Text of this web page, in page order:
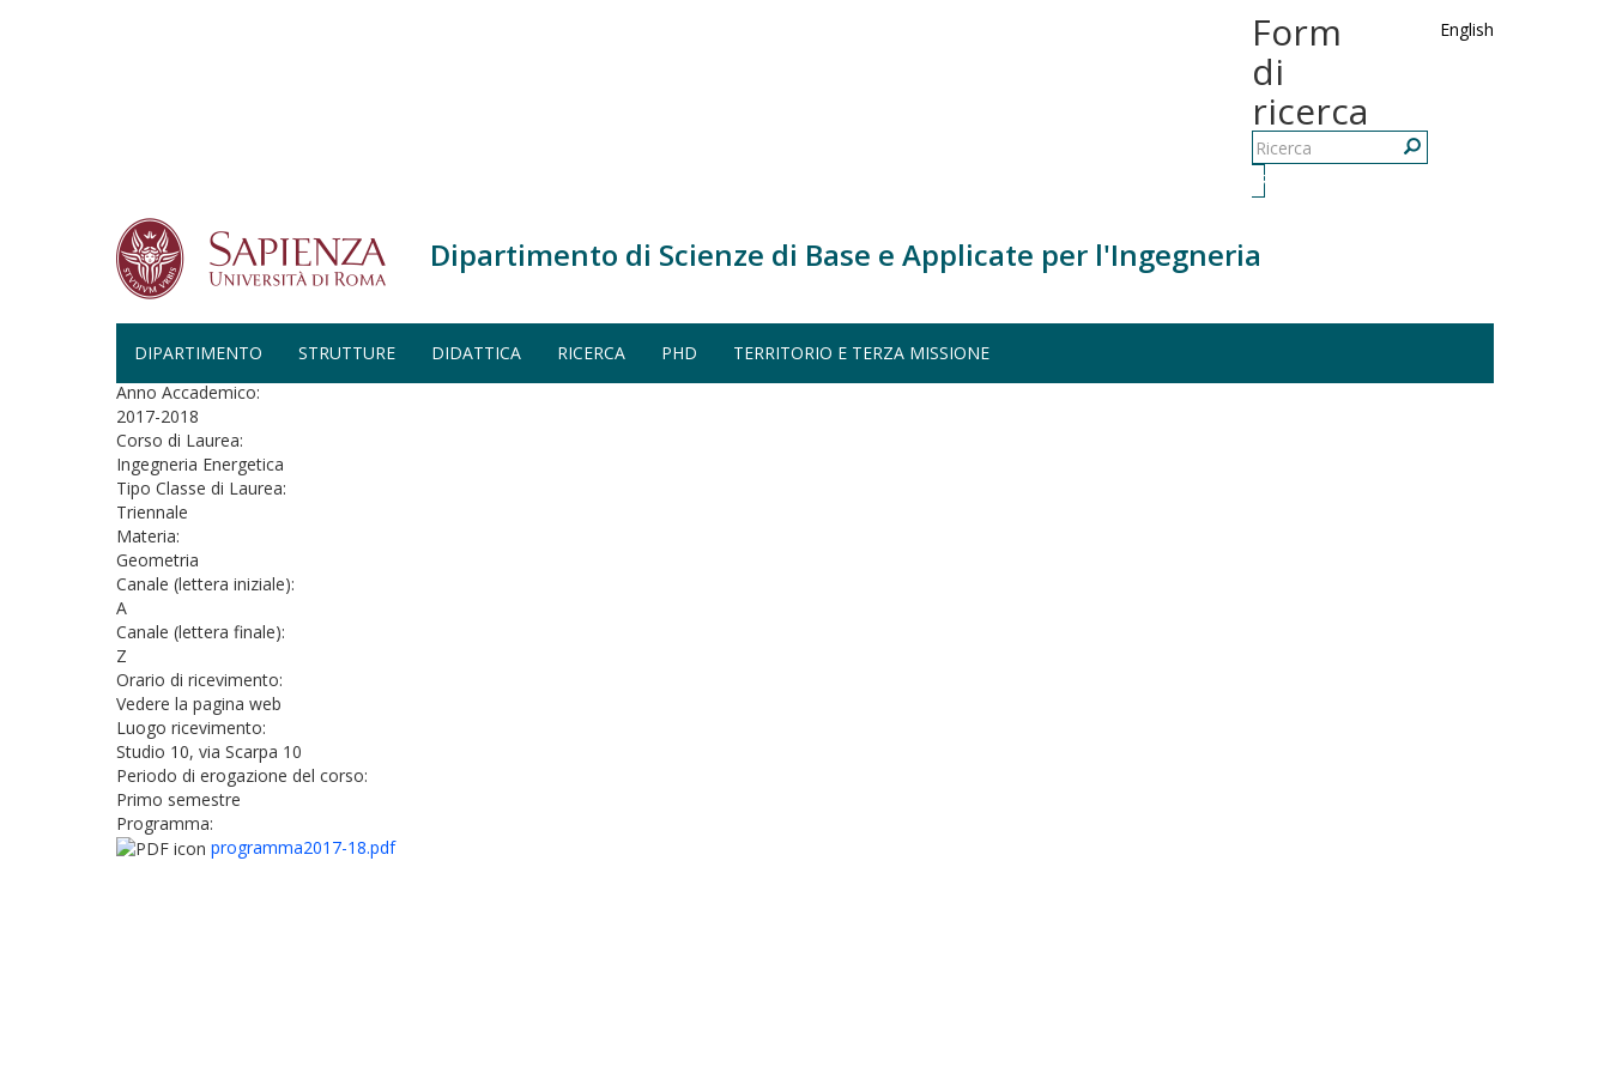
Salta al contenuto principale
English
Form
di
ricerca
Ricerca
Dipartimento di Scienze di Base e Applicate per l'Ingegneria
DIPARTIMENTO STRUTTURE DIDATTICA RICERCA PHD TERRITORIO E TERZA MISSIONE
Home
GEOMETRIA - INGEGNERIA ENERGETICA (A.A. 2017-2018)
Anno Accademico:
2017-2018
Corso di Laurea:
Ingegneria Energetica
Tipo Classe di Laurea:
Triennale
Materia:
Geometria
Canale (lettera iniziale):
A
Canale (lettera finale):
Z
Orario di ricevimento:
Vedere la pagina web
Luogo ricevimento:
Studio 10, via Scarpa 10
Periodo di erogazione del corso:
Primo semestre
Programma:
programma2017-18.pdf